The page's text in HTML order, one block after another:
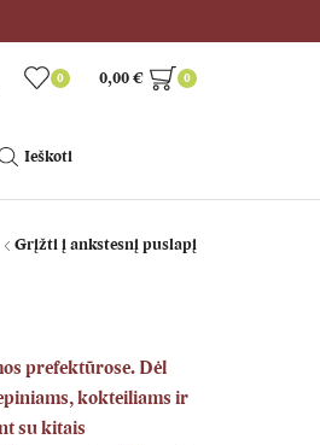
0 0,00€ 0
Ieškoti
Grįžti į ankstesnį puslapį
prefektūrose. Dėl
kokteiliams ir
su kitais